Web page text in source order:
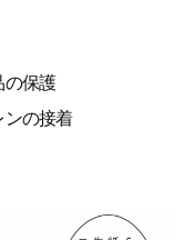
保護
の接着